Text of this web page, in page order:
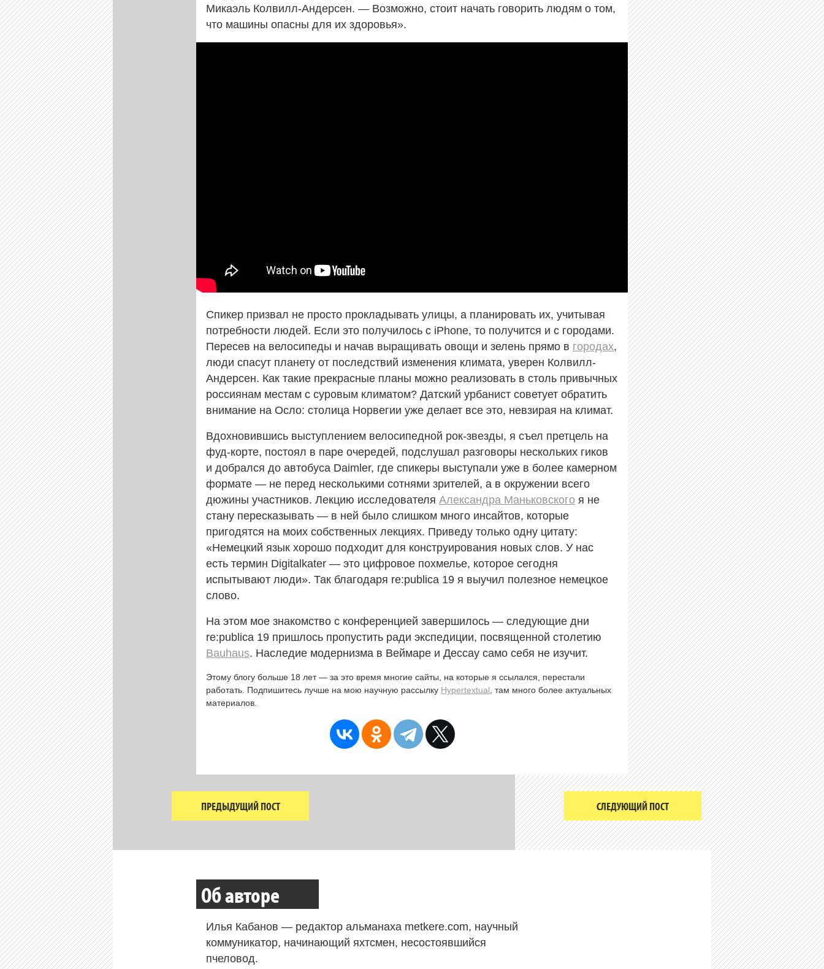
Микаэль Колвилл-Андерсен. — Возможно, стоит начать говорить людям о том,
что машины опасны для их здоровья».
Спикер призвал не просто прокладывать улицы, а планировать их, учитывая
потребности людей. Если это получилось с iPhone, то получится и с городами.
Пересев на велосипеды и начав выращивать овощи и зелень прямо в городах,
люди спасут планету от последствий изменения климата, уверен Колвилл-
Андерсен. Как такие прекрасные планы можно реализовать в столь привычных
россиянам местам с суровым климатом? Датский урбанист советует обратить
внимание на Осло: столица Норвегии уже делает все это, невзирая на климат.
Вдохновившись выступлением велосипедной рок-звезды, я съел претцель на
фуд-корте, постоял в паре очередей, подслушал разговоры нескольких гиков
и добрался до автобуса Daimler, где спикеры выступали уже в более камерном
формате — не перед несколькими сотнями зрителей, а в окружении всего
дюжины участников. Лекцию исследователя Александра Маньковского я не
стану пересказывать — в ней было слишком много инсайтов, которые
пригодятся на моих собственных лекциях. Приведу только одну цитату:
«Немецкий язык хорошо подходит для конструирования новых слов. У нас
есть термин Digitalkater — это цифровое похмелье, которое сегодня
испытывают люди». Так благодаря re:publica 19 я выучил полезное немецкое
слово.
На этом мое знакомство с конференцией завершилось — следующие дни
re:publica 19 пришлось пропустить ради экспедиции, посвященной столетию
Bauhaus. Наследие модернизма в Веймаре и Дессау само себя не изучит.
Этому блогу больше 18 лет — за это время многие сайты, на которые я ссылался, перестали
работать. Подпишитесь лучше на мою научную рассылку Hypertextual, там много более актуальных
материалов.
ПРЕДЫДУЩИЙ ПОСТ СЛЕДУЮЩИЙ ПОСТ
Об авторе
Илья Кабанов — редактор альманаха metkere.com, научный
коммуникатор, начинающий яхтсмен, несостоявшийся
пчеловод.